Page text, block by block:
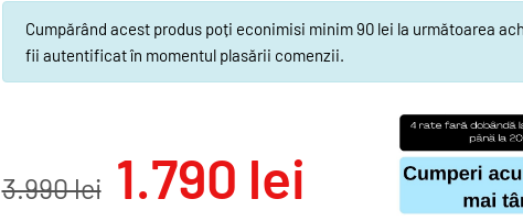
Cumpărând acest produs poți econimisi minim 90 lei la următoarea
fii autentificat în momentul plasării comenzii.
3.990 lei 1.790 lei